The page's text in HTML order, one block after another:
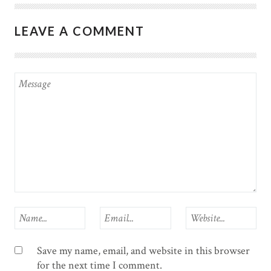
LEAVE A COMMENT
Save my name, email, and website in this browser
for the next time I comment.